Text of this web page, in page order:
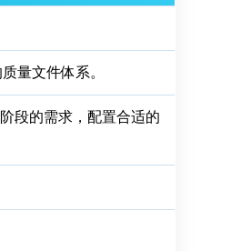
量文件体系。
段的需求，配置合适的